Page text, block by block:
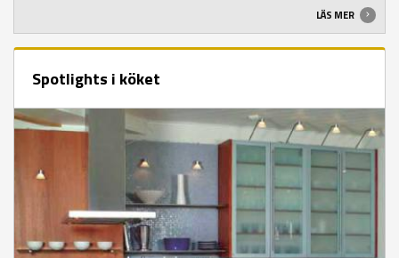
LÄS MER
Spotlights i köket